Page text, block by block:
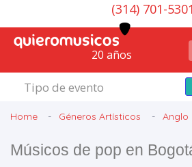
(314) 701-5301
20 años
Tipo de evento
Home Géneros Artísticos Anglo
Músicos de pop en